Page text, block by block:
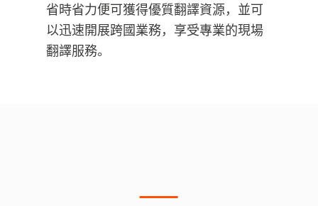
省時省力便可獲得優質翻譯資源，並可
以迅速開展跨國業務，享受專業的現場
翻譯服務。